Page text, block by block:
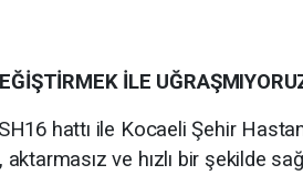
İLE
SH16 hattı ile Kocaeli Şehir
aktarmasız ve hızlı bir şekilde